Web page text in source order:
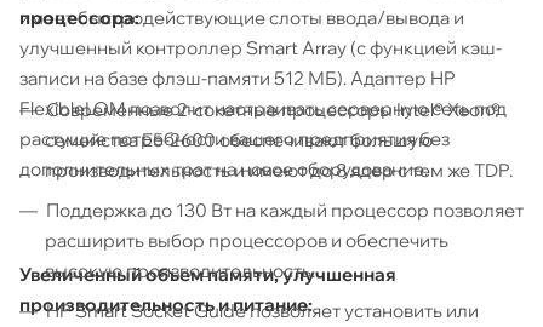
имеет быстродействующие слоты ввода/вывода и
улучшенный контроллер Smart Array (с функцией кэш-
записи на базе флэш-памяти 512 МБ). Адаптер HP
FlexibleLOM позволит настраивать серверную сеть под
растущие потребности вашего предприятия без
дополнительных трат на новое оборудование.
процессора:
Современные 2-сокетные процессоры Intel® Xeon®
семейства E5-2600 обеспечивают большую
производительность и имеют до 8 ядер с тем же TDP.
Поддержка до 130 Вт на каждый процессор позволяет
расширить выбор процессоров и обеспечить
высокую производительность.
HP Smart Socket Guide позволяет установить или
Увеличенный объем памяти, улучшенная
производительность и питание: